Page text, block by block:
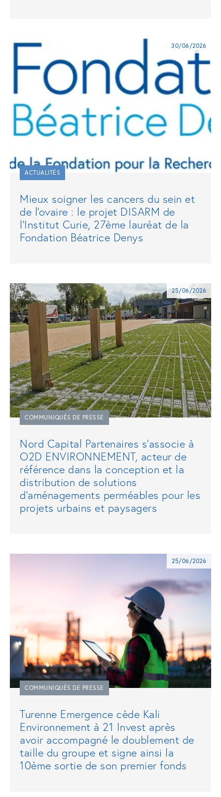
30/06/2026
ACTUALITÉS
Mieux soigner les cancers du sein et
de l'ovaire : le projet DISARM de
l'Institut Curie, 27ème lauréat de la
Fondation Béatrice Denys
25/06/2026
COMMUNIQUÉS DE PRESSE
Nord Capital Partenaires s’associe à
O2D ENVIRONNEMENT, acteur de
référence dans la conception et la
distribution de solutions
d’aménagements perméables pour les
projets urbains et paysagers
25/06/2026
COMMUNIQUÉS DE PRESSE
Turenne Emergence cède Kali
Environnement à 21 Invest après
avoir accompagné le doublement de
taille du groupe et signe ainsi la
10ème sortie de son premier fonds